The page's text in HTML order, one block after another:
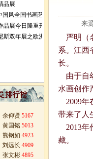
品展
国风全国书画艺术交流赛征稿
展今日隆重开展
双年展之欧洲行
余仰贤 5167
黄国铭 5013
熊钢如 4923
刘远长 4909
张文彬 4895
来
严明（
系。江西
长。
由于自
水画创作
2009年
带来了人
2013年
藏。